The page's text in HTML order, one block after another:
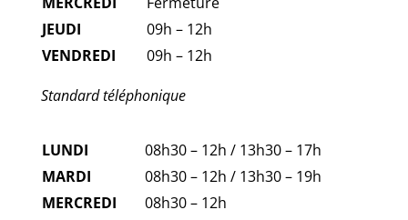
JEUDI
09h – 12h
VENDREDI
09h – 12h
Standard téléphonique
LUNDI
08h30 – 12h / 13h30 – 17h
MARDI
08h30 – 12h / 13h30 – 19h
MERCREDI
08h30 – 12h